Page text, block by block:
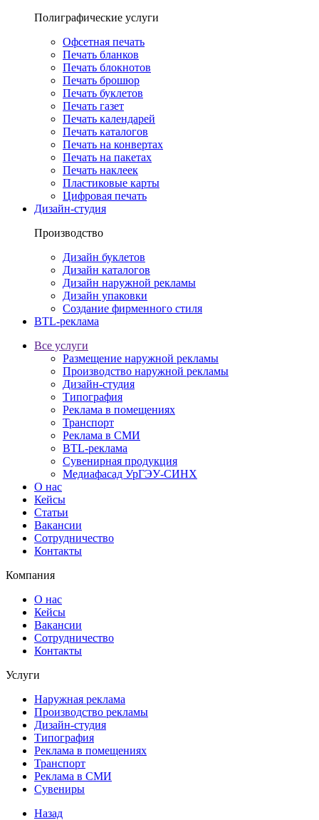
Полиграфические услуги
Офсетная печать
Печать бланков
Печать блокнотов
Печать брошюр
Печать буклетов
Печать газет
Печать календарей
Печать каталогов
Печать на конвертах
Печать на пакетах
Печать наклеек
Пластиковые карты
Цифровая печать
Дизайн-студия
Производство
Дизайн буклетов
Дизайн каталогов
Дизайн наружной рекламы
Дизайн упаковки
Создание фирменного стиля
BTL-реклама
Все услуги
Размещение наружной рекламы
Производство наружной рекламы
Дизайн-студия
Типография
Реклама в помещениях
Транспорт
Реклама в СМИ
BTL-реклама
Сувенирная продукция
Медиафасад УрГЭУ-СИНХ
О нас
Кейсы
Статьи
Вакансии
Сотрудничество
Контакты
Компания
О нас
Кейсы
Вакансии
Сотрудничество
Контакты
Услуги
Наружная реклама
Производство рекламы
Дизайн-студия
Типография
Реклама в помещениях
Транспорт
Реклама в СМИ
Сувениры
Назад